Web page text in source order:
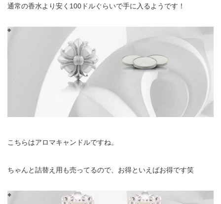
通常の香水より安く100ドルぐらいで手に入るようです！
こちらはアロマキャンドルですね。
ちゃんと詰替え用も売ってるので、お得といえばお得です笑